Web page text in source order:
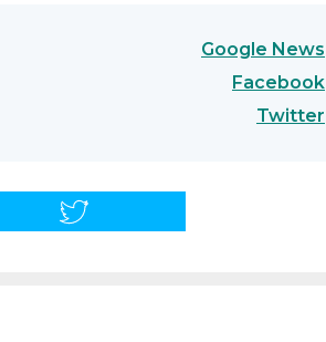
Google News
Facebook
Twitter